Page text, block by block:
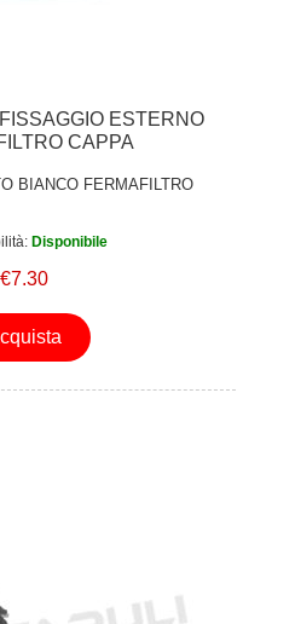
ESTERNO
CAPPA
BIANCO FERMAFILTRO
Disponibile
€7.30